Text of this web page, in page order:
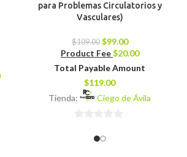
para Problemas Circulatorios y
Vasculares)
$109.00 $99.00
Product Fee$20.00
Total Payable Amount
$119.00
Tienda:
Ciego de Ávila